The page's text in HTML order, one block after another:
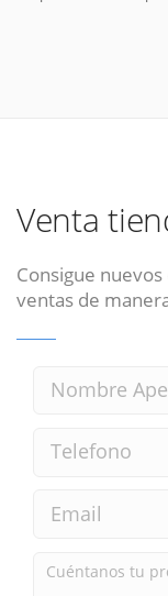
Venta
Consigue
ventas de